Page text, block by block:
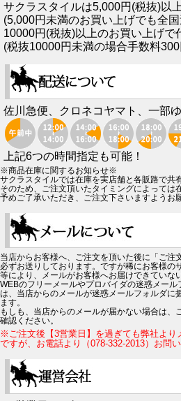
サクラスタイルは5,000円(税抜)以
(5,000円未満のお買い上げでも全
10000円(税抜)以上のお買い上げで
(税抜10000円未満の場合手数料
佐川急便、クロネコヤマト、一部
上記6つの時間指定も可能！
※商品在庫に関するお知らせ※
サクラスタイルでは在庫を実店舗と各販路で共
そのため、ご注文頂いたタイミングによっては
予めご了承いただき、ご注文下さいますようお
当店からお客様へ、ご注文を頂いた後に「ご注
必ずお送りしております。ですが稀にお客様の
等により、メールがお客様へお届けできていな
WEBのフリーメールやプロバイダの迷惑メー
は、当店からのメールが迷惑メールフォルダに
ます。
もしも、当店からのメールが届かない場合は、
確認ください。
※ご注文後【3営業日】を過ぎても弊社より
ですが、お電話より（078-332-2013）お問い